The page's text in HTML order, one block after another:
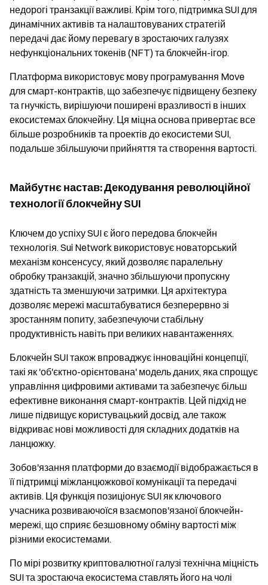
недорогі транзакції важливі. Крім того, підтримка SUI для
динамічних активів та налаштовуваних стратегій
передачі дає йому перевагу в зростаючих галузях
нефункціональних токенів (NFT) та блокчейн-ігор.
Платформа використовує мову програмування Move
для смарт-контрактів, що забезпечує підвищену безпеку
та гнучкість, вирішуючи поширені вразливості в інших
екосистемах блокчейну. Ця міцна основа привертає все
більше розробників та проектів до екосистеми SUI,
подальше збільшуючи прийняття та створення вартості.
Майбутнє настав: Декодування революційної
технології блокчейну SUI
Ключем до успіху SUI є його передова блокчейн
технологія. Sui Network використовує новаторський
механізм консенсусу, який дозволяє паралельну
обробку транзакцій, значно збільшуючи пропускну
здатність та зменшуючи затримки. Ця архітектура
дозволяє мережі масштабуватися безперервно зі
зростанням попиту, забезпечуючи стабільну
продуктивність навіть при великих навантаженнях.
Блокчейн SUI також впроваджує інноваційні концепції,
такі як 'об'єктно-орієнтована' модель даних, яка спрощує
управління цифровими активами та забезпечує більш
ефективне виконання смарт-контрактів. Цей підхід не
лише підвищує користувацький досвід, але також
відкриває нові можливості для складних додатків на
ланцюжку.
Зобов'язання платформи до взаємодії відображається в
її підтримці міжланцюжкової комунікації та передачі
активів. Ця функція позиціонує SUI як ключового
учасника розвиваючоїся взаємопов'язаної блокчейн-
мережі, що сприяє безшовному обміну вартості між
різними екосистемами.
По мірі розвитку криптовалютної галузі технічна міцність
SUI та зростаюча екосистема ставлять його на чолі